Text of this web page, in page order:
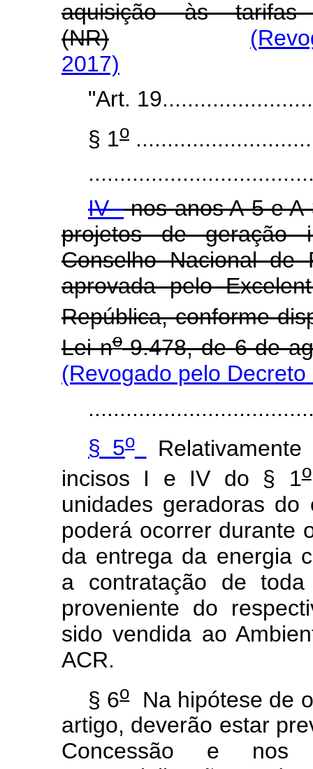
aquisição às tarifas
(NR)
2017)
"Art.
§ 1o
IV -nos anos A-5 e
projetos de geração
Conselho Nacional de
aprovada pelo
República, conforme
Lei no9.478, de 6 de
(Revogado pelo
§ 5o
incisos I e IV do § 1o
unidades geradoras do
poderá ocorrer durante
da entrega da energia
a contratação de
proveniente do
sido vendida ao
ACR.
§ 6oNa hipótese de
artigo, deverão estar
Concessão e nos